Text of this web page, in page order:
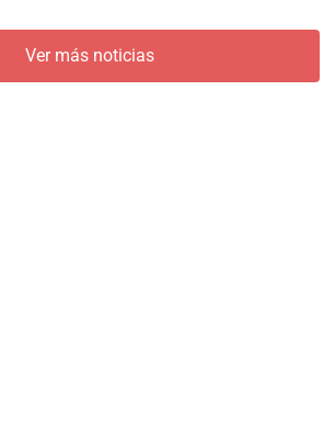
Ver más noticias